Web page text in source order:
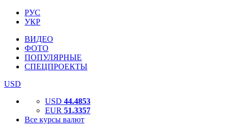
РУС
УКР
ВИДЕО
ФОТО
ПОПУЛЯРНЫЕ
СПЕЦПРОЕКТЫ
USD
USD 44.4853
EUR 51.3357
Все курсы валют